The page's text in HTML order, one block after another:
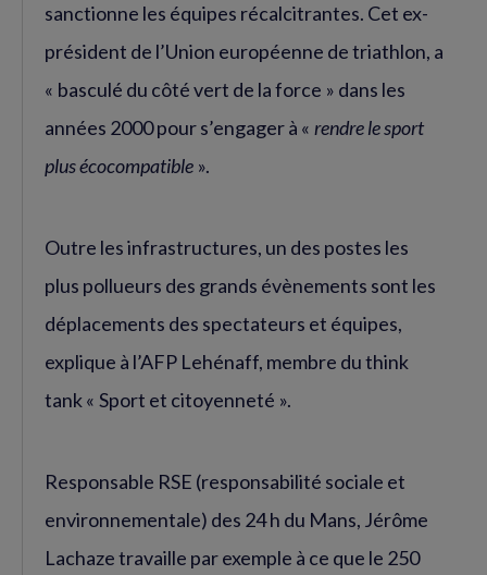
sanctionne les équipes récalcitrantes. Cet ex-
président de l’Union européenne de triathlon, a
« basculé du côté vert de la force » dans les
années 2000 pour s’engager à « rendre le sport
plus écocompatible ».
Outre les infrastructures, un des postes les
plus pollueurs des grands évènements sont les
déplacements des spectateurs et équipes,
explique à l’AFP Lehénaff, membre du think
tank « Sport et citoyenneté ».
Responsable RSE (responsabilité sociale et
environnementale) des 24 h du Mans, Jérôme
Lachaze travaille par exemple à ce que le 250